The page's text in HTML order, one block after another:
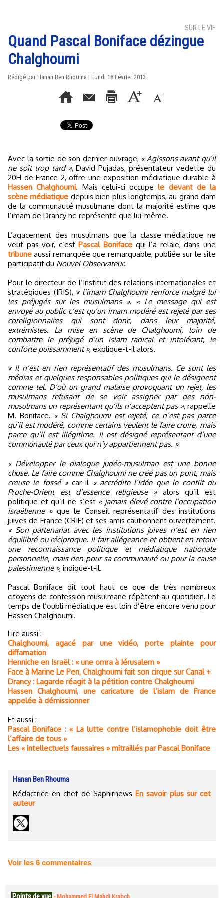
SUR LE VIF
Quand Pascal Boniface dézingue
Chalghoumi
Rédigé par Hanan Ben Rhouma | Lundi 18 Février 2013
Avec la sortie de son dernier ouvrage, « Agissons avant qu’il
ne soit trop tard », David Pujadas, présentateur vedette du
20H de France 2, offre une exposition médiatique durable à
Hassen Chalghoumi. Mais celui-ci occupele devant de la
scène médiatique depuis bien plus longtemps, au grand dam
de la communauté musulmane dont la majorité estime que
l’imam de Drancy ne représente que lui-même.
L’agacement des musulmans que la classe médiatique ne
veut pas voir, c’estPascal Boniface qui l’a relaie, dans une
tribune aussi remarquée que remarquable, publiée sur le site
participatif du Nouvel Observateur.
Pour le directeur de l’Institut des relations internationales et
stratégiques (IRIS), « l’imam Chalghoumi renforce malgré lui
les préjugés sur les musulmans ».
« Le message qui est
envoyé au public c’est qu’un imam modéré est rejeté par ses
coreligionnaires qui sont donc, dans leur majorité,
extrémistes. La mise en scène de Chalghoumi, loin de
combattre le préjugé d’un islam radical et intolérant, le
conforte puissamment », explique-t-il alors.
« Il n’est en rien représentatif des musulmans. Ce sont les
médias et quelques responsables politiques qui le désignent
comme tel. D’où un grand malaise provoquant un rejet, les
musulmans refusant de se voir assigner par des non-
musulmans un représentant qu’ils n’acceptent pas », rappelle
M. Boniface. « Si Chalghoumi est rejeté, ce n’est pas parce
qu’il est modéré, comme certains veulent le faire croire, mais
parce qu’il est illégitime. Il est désigné représentant d’une
communauté par ceux qui n’y appartiennent pas. »
« Développer le dialogue judéo-musulman est une bonne
chose. Le faire comme Chalghoumi ne créé pas un pont, mais
creuse le fossé »car il « accrédite l’idée que le conflit du
Proche-Orient est d’essence religieuse »alors qu’il est
politique et qu’il ne s’est « jamais élevé contre l’occupation
israélienne »que le Conseil représentatif des institutions
juives de France (CRIF) et ses amis cautionnent ouvertement.
« Son partenariat avec les institutions juives n’est en rien
équilibré ou réciproque. Il fait allégeance et obtient en retour
une reconnaissance politique et médiatique nationale
personnelle, mais rien pour sa communauté ou pour la cause
palestinienne », indique-t-il.
Pascal Boniface dit tout haut ce que de très nombreux
citoyens de confession musulmane répètent au quotidien. Le
temps de l’oubli médiatique est loin d’être encore venu pour
Hassen Chalghoumi.
Lire aussi :
Chalghoumi, agacé par une vidéo, porte plainte pour
diffamation
Henniche en Israël : « une omra à Jérusalem »
Face à Marine Le Pen, Chalghoumi fait son cirque sur Canal +
Drancy : Lagarde réagit à la pétition contre Chalghoumi
Hassen Chalghoumi, une caricature de l’islam de France
appelée à démissionner
Et aussi :
Pascal Boniface : « La lutte contre l’islamophobie doit être
l’affaire de tous »
Les « intellectuels faussaires » mitraillés par Pascal Boniface
Hanan Ben Rhouma
Rédactrice en chef de SaphirnewsEn savoir plus sur cet
auteur
Voir les 6 commentaires